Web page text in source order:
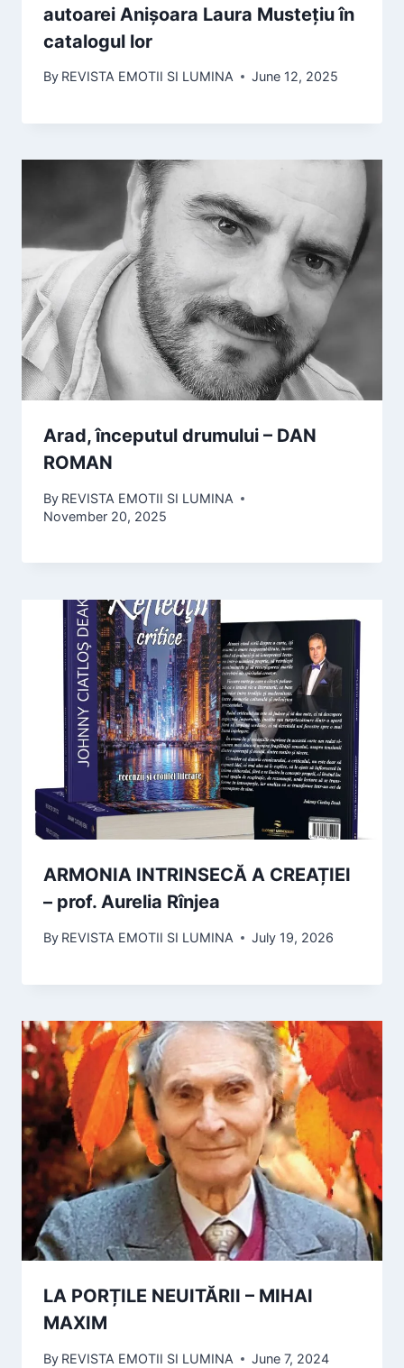
autoarei Anișoara Laura Mustețiu în
catalogul lor
By REVISTA EMOTII SI LUMINA June 12, 2025
Arad, începutul drumului – DAN
ROMAN
By REVISTA EMOTII SI LUMINA
November 20, 2025
ARMONIA INTRINSECĂ A CREAȚIEI
– prof. Aurelia Rînjea
By REVISTA EMOTII SI LUMINA July 19, 2026
LA PORȚILE NEUITĂRII – MIHAI
MAXIM
By REVISTA EMOTII SI LUMINA June 7, 2024